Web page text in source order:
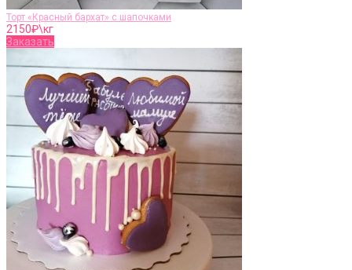
Торт «Красный бархат» с шапочками
2150₽\кг
Заказать